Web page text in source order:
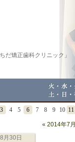
だ矯正歯科クリニック」
3 4 5 6 7 8 9 10 11
月30日
« 2014年7